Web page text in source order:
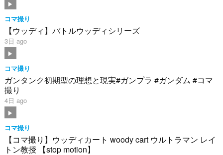
コマ撮り
【ウッディ】バトルウッディシリーズ
3日 ago
コマ撮り
ガンタンク初期型の理想と現実#ガンプラ #ガンダム #コマ
撮り
4日 ago
コマ撮り
【コマ撮り】ウッディカート woody cart ウルトラマン レイ
トン教授 【stop motion】